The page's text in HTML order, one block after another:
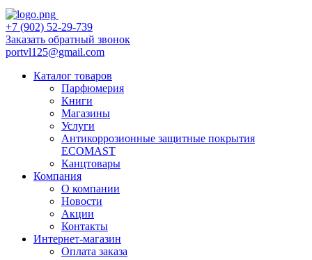
+7 (902) 52-29-739
Заказать обратный звонок
portvl125@gmail.com
Каталог товаров
Парфюмерия
Книги
Магазины
Услуги
Антикоррозионные защитные покрытия
ECOMAST
Канцтовары
Компания
О компании
Новости
Акции
Контакты
Интернет-магазин
Оплата заказа